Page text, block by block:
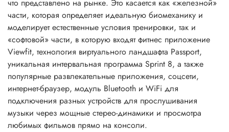
что представлено на рынке. Это касается как «железной»
части, которая определяет идеальную биомеханику и
моделирует естественные условия тренировки, так и
«софтовой» части, в которую входят фитнес приложение
Viewfit, технология виртуального ландшафта Passport,
уникальная интервальная программа Sprint 8, а также
популярные развлекательные приложения, соцсети,
интернет-браузер, модуль Bluetooth и WiFi для
подключения разных устройств для прослушивания
музыки через мощные стерео-динамики и просмотра
любимых фильмов прямо на консоли.